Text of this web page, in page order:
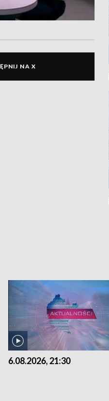
NA X
6.08.2026, 21:30